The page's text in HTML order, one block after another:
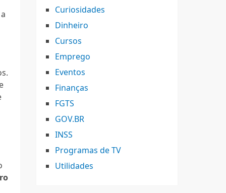
Curiosidades
Dinheiro
Cursos
Emprego
Eventos
Finanças
FGTS
GOV.BR
INSS
Programas de TV
Utilidades